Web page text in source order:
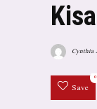
Save
0